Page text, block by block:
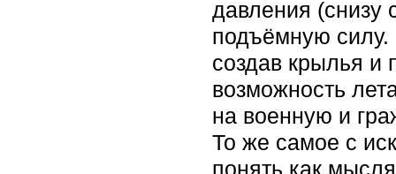
давления (снизу
подъёмную силу.
создав крылья и
возможность
на военную и
То же самое с
понять как